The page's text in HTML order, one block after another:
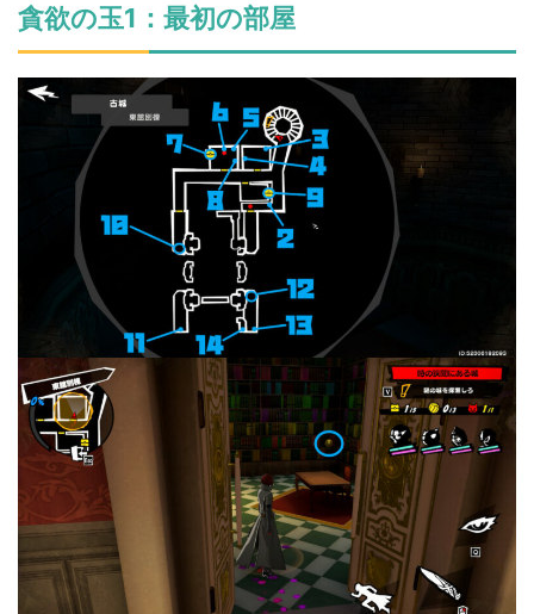
貪欲の玉1：最初の部屋